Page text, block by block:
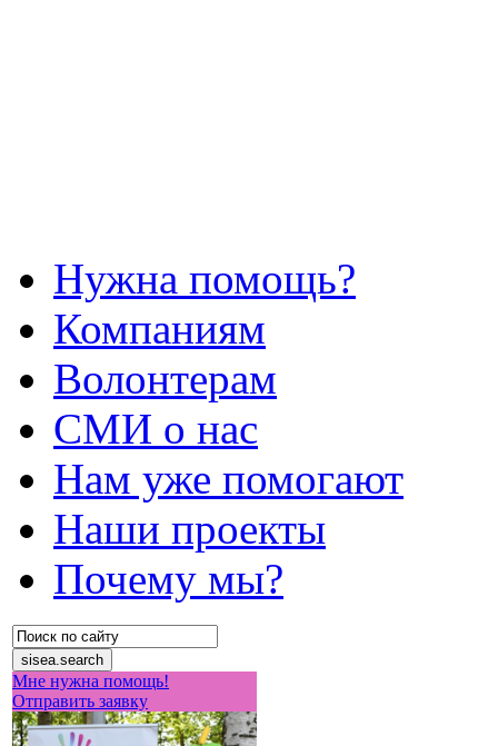
Нужна помощь?
Компаниям
Волонтерам
СМИ о нас
Нам уже помогают
Наши проекты
Почему мы?
Мне нужна помощь!
Отправить заявку